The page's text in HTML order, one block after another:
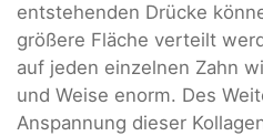
entstehenden Drücke
größere Fläche verteilt
auf jeden einzelnen Zahn
und Weise enorm. Des
Anspannung dieser